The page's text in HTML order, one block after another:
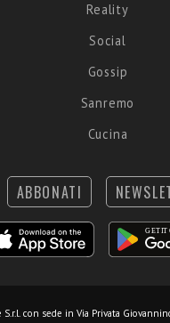
Reality
Social
Gossip
Sanremo
Cucina
ABBONATI
con sede in Via Privata